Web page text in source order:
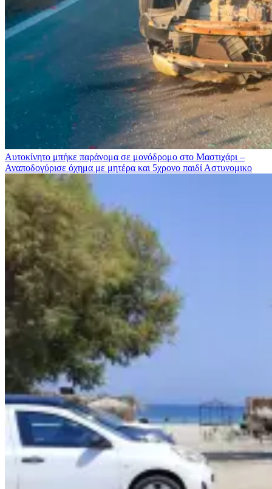
Αυτοκίνητο μπήκε παράνομα σε μονόδρομο στο Μαστιχάρι –
Αναποδογύρισε όχημα με μητέρα και 5χρονο παιδί Αστυνομικο